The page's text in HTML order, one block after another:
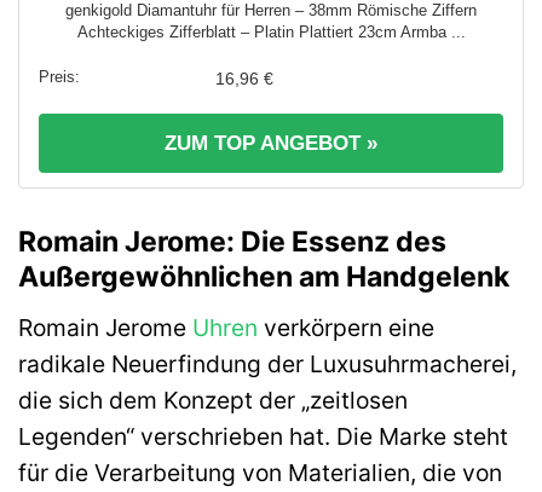
genkigold Diamantuhr für Herren – 38mm Römische Ziffern
Achteckiges Zifferblatt – Platin Plattiert 23cm Armba ...
16,96 €
ZUM TOP ANGEBOT »
Romain Jerome: Die Essenz des
Außergewöhnlichen am Handgelenk
Romain Jerome Uhren verkörpern eine
radikale Neuerfindung der Luxusuhrmacherei,
die sich dem Konzept der „zeitlosen
Legenden“ verschrieben hat. Die Marke steht
für die Verarbeitung von Materialien, die von